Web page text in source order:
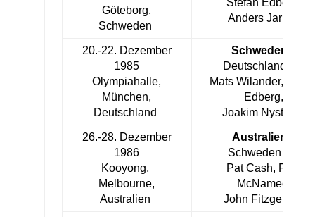
Göteborg,
Schweden
Stefan Edberg,
Anders Jarryd
20.-22. Dezember
1985
Olympiahalle,
München,
Deutschland
Schweden
Deutschland 3:2
Mats Wilander,
Edberg,
Joakim Nyström
26.-28. Dezember
1986
Kooyong,
Melbourne,
Australien
Australien
Schweden 3:2
Pat Cash, Paul
McNamee,
John Fitzgerald